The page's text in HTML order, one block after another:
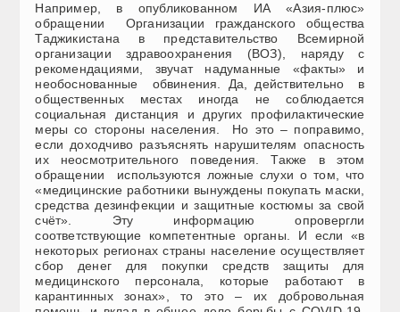
Например, в опубликованном ИА «Азия-плюс»
обращении Организации гражданского общества
Таджикистана в представительство Всемирной
организации здравоохранения (ВОЗ), наряду с
рекомендациями, звучат надуманные «факты» и
необоснованные обвинения. Да, действительно в
общественных местах иногда не соблюдается
социальная дистанция и других профилактические
меры со стороны населения. Но это – поправимо,
если доходчиво разъяснять нарушителям опасность
их неосмотрительного поведения. Также в этом
обращении используются ложные слухи о том, что
«медицинские работники вынуждены покупать маски,
средства дезинфекции и защитные костюмы за свой
счёт». Эту информацию опровергли
соответствующие компетентные органы. И если «в
некоторых регионах страны население осуществляет
сбор денег для покупки средств защиты для
медицинского персонала, которые работают в
карантинных зонах», то это – их добровольная